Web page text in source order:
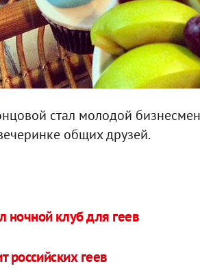
стал молодой
общих друзей.
ночной клуб для геев
геев